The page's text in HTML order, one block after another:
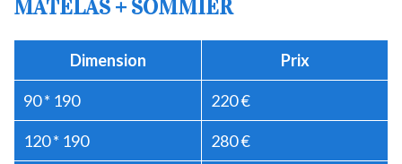
MATELAS + SOMMIER
Dimension Prix
90 * 190 220 €
120 * 190 280 €